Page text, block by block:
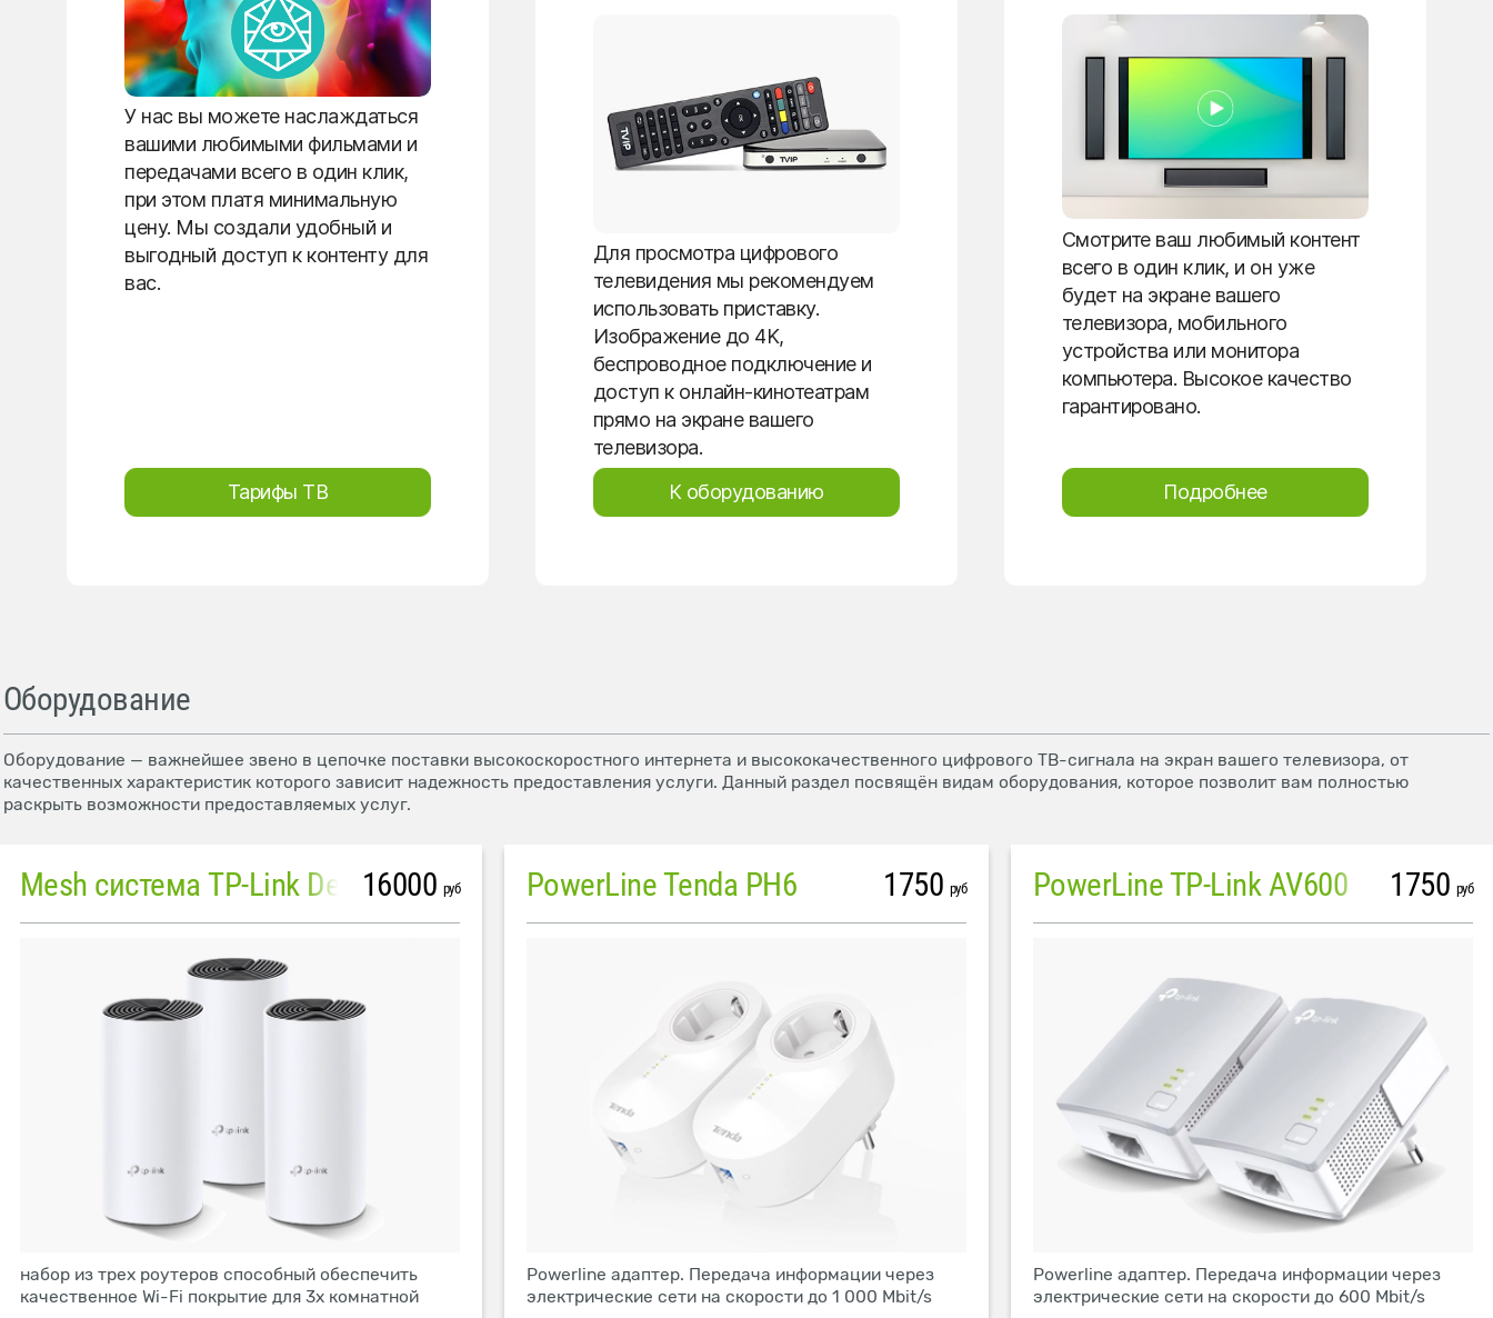
У нас вы можете наслаждаться
вашими любимыми фильмами и
передачами всего в один клик,
при этом платя минимальную
цену. Мы создали удобный и
выгодный доступ к контенту для
вас.
Тарифы ТВ
Для просмотра цифрового
телевидения мы рекомендуем
использовать приставку.
Изображение до 4K,
беспроводное подключение и
доступ к онлайн-кинотеатрам
прямо на экране вашего
телевизора.
К оборудованию
Смотрите ваш любимый контент
всего в один клик, и он уже
будет на экране вашего
телевизора, мобильного
устройства или монитора
компьютера. Высокое качество
гарантировано.
Подробнее
Оборудование
Оборудование — важнейшее звено в цепочке поставки высокоскоростного интернета и высококачественного цифрового ТВ-сигнала на экран вашего телевизора, от
качественных характеристик которого зависит надежность предоставления услуги. Данный раздел посвящён видам оборудования, которое позволит вам полностью
раскрыть возможности предоставляемых услуг.
Mesh система TP-Link Deco M4 (3 устройства)
16000 руб
набор из трех роутеров способный обеспечить
качественное Wi-Fi покрытие для 3х комнатной
PowerLine Tenda PH6 1750 руб
Powerline адаптер. Передача информации через
электрические сети на скорости до 1 000 Mbit/s
PowerLine TP-Link AV600 1750 руб
Powerline адаптер. Передача информации через
электрические сети на скорости до 600 Mbit/s